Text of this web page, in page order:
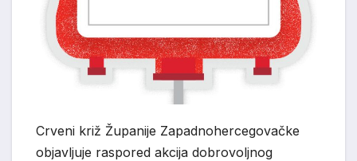
Crveni križ Županije Zapadnohercegovačke
objavljuje raspored akcija dobrovoljnog